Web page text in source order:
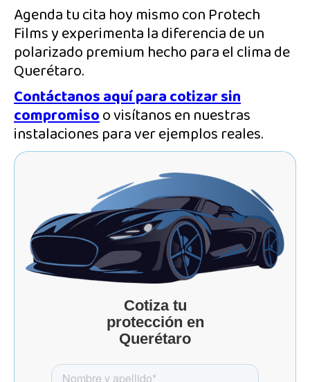
Agenda tu cita hoy mismo con Protech
Films y experimenta la diferencia de un
polarizado premium hecho para el clima de
Querétaro.
Contáctanos aquí para cotizar sin
compromisoo visítanos en nuestras
instalaciones para ver ejemplos reales.
Cotiza tu
protección en
Querétaro